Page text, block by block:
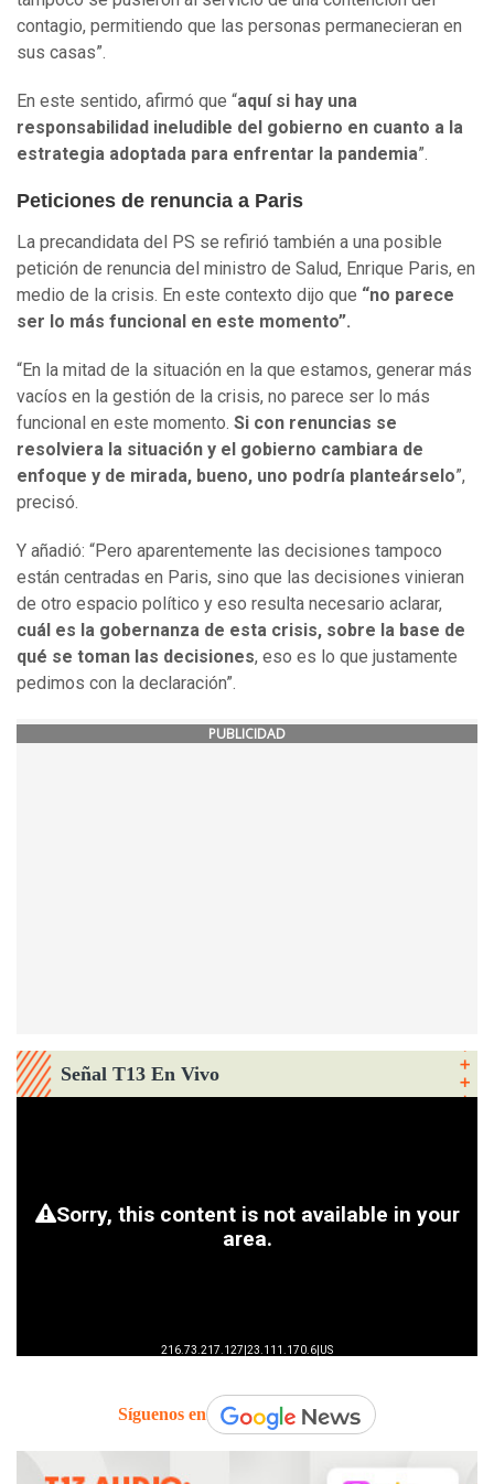
contagio, permitiendo que las personas permanecieran en
sus casas”.
En este sentido, afirmó que “aquí si hay una
responsabilidad ineludible del gobierno en cuanto a la
estrategia adoptada para enfrentar la pandemia”.
Peticiones de renuncia a Paris
La precandidata del PS se refirió también a una posible
petición de renuncia del ministro de Salud, Enrique Paris, en
medio de la crisis. En este contexto dijo que “no parece
ser lo más funcional en este momento”.
“En la mitad de la situación en la que estamos, generar más
vacíos en la gestión de la crisis, no parece ser lo más
funcional en este momento. Si con renuncias se
resolviera la situación y el gobierno cambiara de
enfoque y de mirada, bueno, uno podría planteárselo”,
precisó.
Y añadió: “Pero aparentemente las decisiones tampoco
están centradas en Paris, sino que las decisiones vinieran
de otro espacio político y eso resulta necesario aclarar,
cuál es la gobernanza de esta crisis, sobre la base de
qué se toman las decisiones, eso es lo que justamente
pedimos con la declaración”.
PUBLICIDAD
Señal T13 En Vivo
Síguenos en